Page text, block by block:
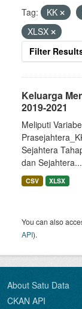
Tag: KK
XLSX
Filter
Keluarga
2019-2021
Meliputi
Sejahtera
dan Sejahtera...
CSV XLSX
You can also
API).
About Satu Data
CKAN API